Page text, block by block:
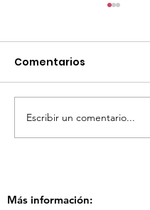
participó en la
Comentarios
Escribir un comentario...
Más información: